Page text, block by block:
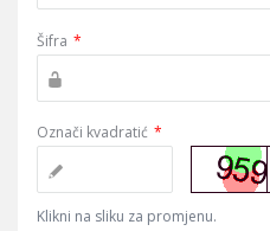
Šifra *
Označi kvadratić *
Klikni na sliku za promjenu.